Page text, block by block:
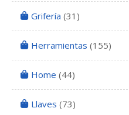
Grifería (31)
Herramientas (155)
Home (44)
Llaves (73)